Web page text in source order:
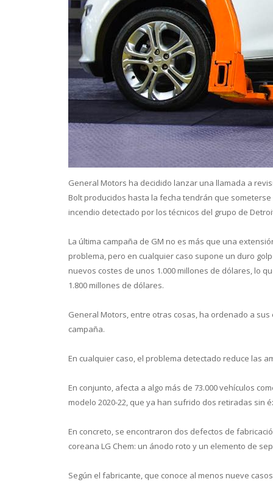
General Motors ha decidido lanzar una llamada a
Bolt producidos hasta la fecha tendrán que
incendio detectado por los técnicos del grupo de
La última campaña de GM no es más que una
problema, pero en cualquier caso supone un duro
nuevos costes de unos 1.000 millones de dólares, lo
1.800 millones de dólares.
General Motors, entre otras cosas, ha ordenado a
campaña.
En cualquier caso, el problema detectado reduce las
En conjunto, afecta a algo más de 73.000 vehículos
modelo 2020-22, que ya han sufrido dos retiradas sin
En concreto, se encontraron dos defectos de
coreana LG Chem: un ánodo roto y un elemento de
Según el fabricante, que conoce al menos nueve